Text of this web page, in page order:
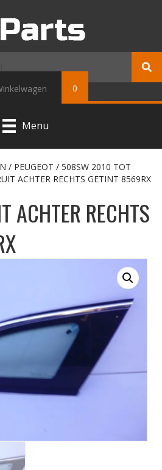
0
Menu
/ PEUGEOT / 508SW 2010 TOT
ACHTER RECHTS GETINT 8569RX
ACHTER RECHTS